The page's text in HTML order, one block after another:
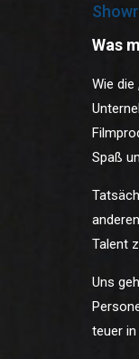
Was
Wie
Spaß
Talent
Uns
teuer in